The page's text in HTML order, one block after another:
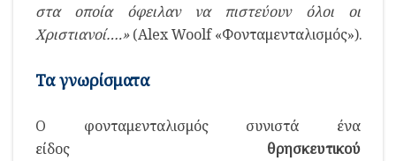
στα οποία όφειλαν να πιστεύουν όλοι οι
Χριστιανοί….»(Alex Woolf «Φονταμενταλισμός»).
Τα γνωρίσματα
Ο φονταμενταλισμός συνιστά ένα
είδος θρησκευτικού